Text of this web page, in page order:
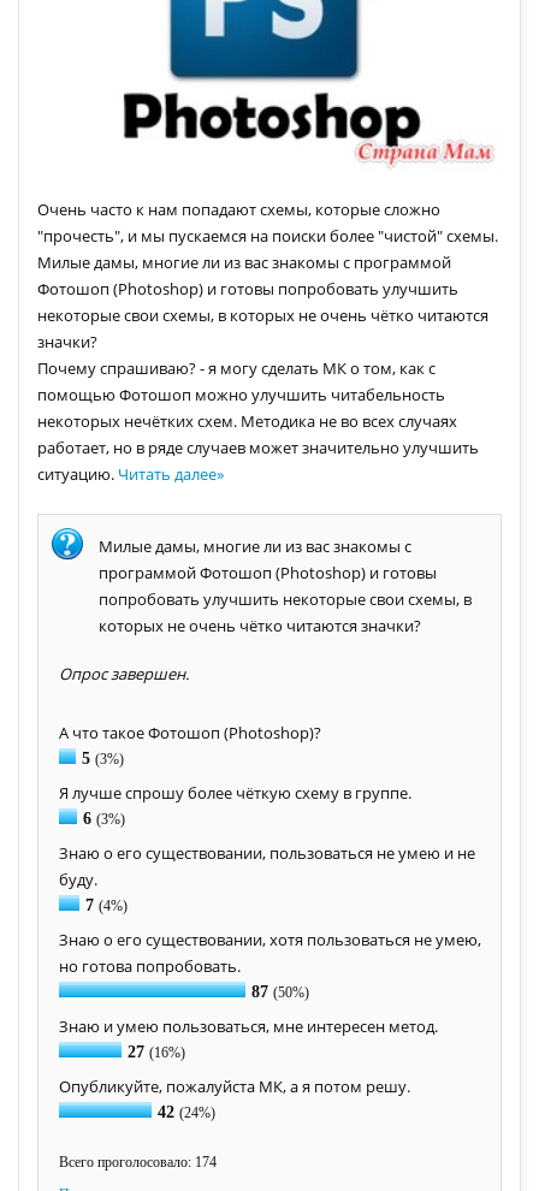
Очень часто к нам попадают схемы, которые сложно
"прочесть", и мы пускаемся на поиски более "чистой" схемы.
Милые дамы, многие ли из вас знакомы с программой
Фотошоп (Photoshop) и готовы попробовать улучшить
некоторые свои схемы, в которых не очень чётко читаются
значки?
Почему спрашиваю? - я могу сделать МК о том, как с
помощью Фотошоп можно улучшить читабельность
некоторых нечётких схем. Методика не во всех случаях
работает, но в ряде случаев может значительно улучшить
ситуацию. Читать далее»
Милые дамы, многие ли из вас знакомы с
программой Фотошоп (Photoshop) и готовы
попробовать улучшить некоторые свои схемы, в
которых не очень чётко читаются значки?
Опрос завершен.
А что такое Фотошоп (Photoshop)?
5 (3%)
Я лучше спрошу более чёткую схему в группе.
6 (3%)
Знаю о его существовании, пользоваться не умею и не
буду.
7 (4%)
Знаю о его существовании, хотя пользоваться не умею,
но готова попробовать.
87 (50%)
Знаю и умею пользоваться, мне интересен метод.
27 (16%)
Опубликуйте, пожалуйста МК, а я потом решу.
42 (24%)
Всего проголосовало: 174